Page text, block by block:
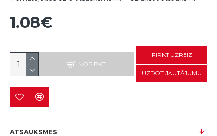
1.08€
NOPIRKT
PIRKT UZREIZ
UZDOT JAUTĀJUMU
ATSAUKSMES